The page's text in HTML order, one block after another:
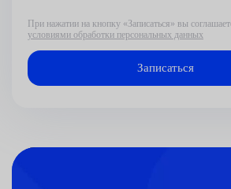
При нажатии на кнопку «Записаться» вы
условиями обработки персональных данных